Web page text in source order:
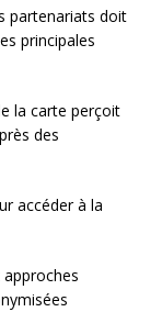
partenariats doit
principales
la carte perçoit
des
accéder à la